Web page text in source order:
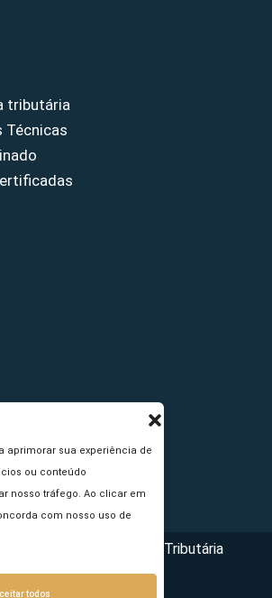
aprimorar sua experiência de
ou conteúdo
nosso tráfego. Ao clicar em
com nosso uso de
todos
tributária
Técnicas
- Portal da Reforma Tributária